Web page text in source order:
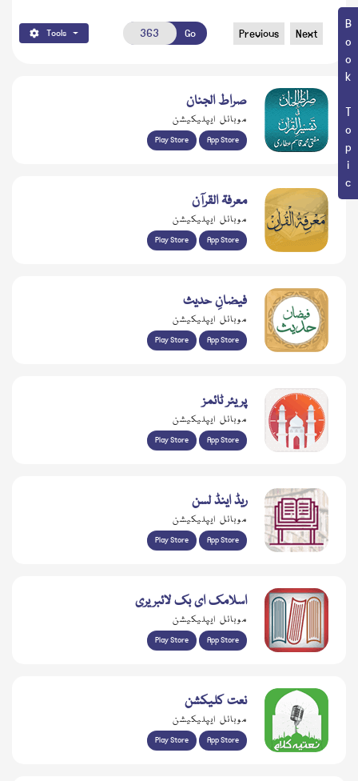
Book Topic
Tools Go Previous Next
صراط الجنان
موبائل ایپلیکیشن
Play Store App Store
معرفۃ القرآن
موبائل ایپلیکیشن
Play Store App Store
فیضانِ حدیث
موبائل ایپلیکیشن
Play Store App Store
پریئر ٹائمز
موبائل ایپلیکیشن
Play Store App Store
ریڈ اینڈ لسن
موبائل ایپلیکیشن
Play Store App Store
اسلامک ای بک لائبریری
موبائل ایپلیکیشن
Play Store App Store
نعت کلیکشن
موبائل ایپلیکیشن
Play Store App Store